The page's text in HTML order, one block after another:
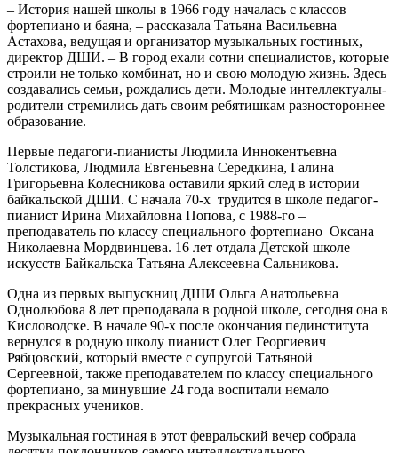
– История нашей школы в 1966 году началась с классов
фортепиано и баяна, – рассказала Татьяна Васильевна
Астахова, ведущая и организатор музыкальных гостиных,
директор ДШИ. – В город ехали сотни специалистов, которые
строили не только комбинат, но и свою молодую жизнь. Здесь
создавались семьи, рождались дети. Молодые интеллектуалы-
родители стремились дать своим ребятишкам разностороннее
образование.
Первые педагоги-пианисты Людмила Иннокентьевна
Толстикова, Людмила Евгеньевна Середкина, Галина
Григорьевна Колесникова оставили яркий след в истории
байкальской ДШИ. С начала 70-х трудится в школе педагог-
пианист Ирина Михайловна Попова, с 1988-го –
преподаватель по классу специального фортепиано Оксана
Николаевна Мордвинцева. 16 лет отдала Детской школе
искусств Байкальска Татьяна Алексеевна Сальникова.
Одна из первых выпускниц ДШИ Ольга Анатольевна
Однолюбова 8 лет преподавала в родной школе, сегодня она в
Кисловодске. В начале 90-х после окончания пединститута
вернулся в родную школу пианист Олег Георгиевич
Рябцовский, который вместе с супругой Татьяной
Сергеевной, также преподавателем по классу специального
фортепиано, за минувшие 24 года воспитали немало
прекрасных учеников.
Музыкальная гостиная в этот февральский вечер собрала